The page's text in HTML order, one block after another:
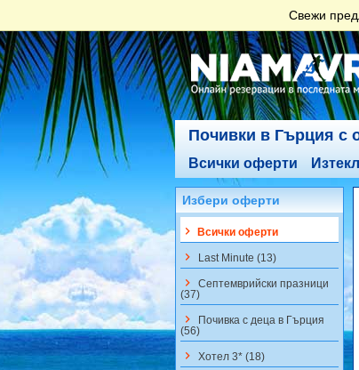
Свежи
Почивки в Гърция с
Всички оферти
Избери оферти
keyboard_arrow_right Всички оферти
keyboard_arrow_right Last Minute (13)
keyboard_arrow_right Септемврийски празници
(37)
keyboard_arrow_right
Почивка с деца в Гърция
(56)
keyboard_arrow_right Хотел 3* (18)